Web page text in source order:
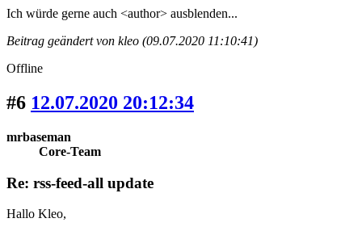
Ich würde gerne auch <author> ausblenden...
Beitrag geändert von kleo (09.07.2020 11:10:41)
Offline
#6 12.07.2020 20:12:34
mrbaseman
Core-Team
Re: rss-feed-all update
Hallo Kleo,